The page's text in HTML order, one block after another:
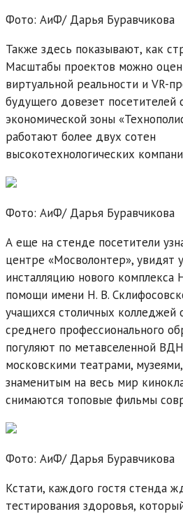
Фото: АиФ/ Дарья Буравчикова
Также здесь показывают, как
Масштабы проектов можно
виртуальной реальности и VR-
будущего довезет посетителей
экономической зоны
работают более двух сотен
высокотехнологических
Фото: АиФ/ Дарья Буравчикова
А еще на стенде посетители
центре «Мосволонтер», увидят
инсталляцию нового
помощи имени Н. В.
учащихся столичных колледжей
среднего профессионального
погуляют по метавселенной
московскими театрами,
знаменитым на весь мир
снимаются топовые фильмы
Фото: АиФ/ Дарья Буравчикова
Кстати, каждого гостя стенда
тестирования здоровья,